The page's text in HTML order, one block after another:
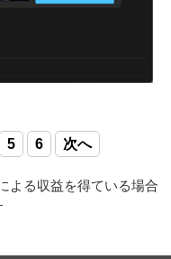
5 6 次へ
よる収益を得ている場合